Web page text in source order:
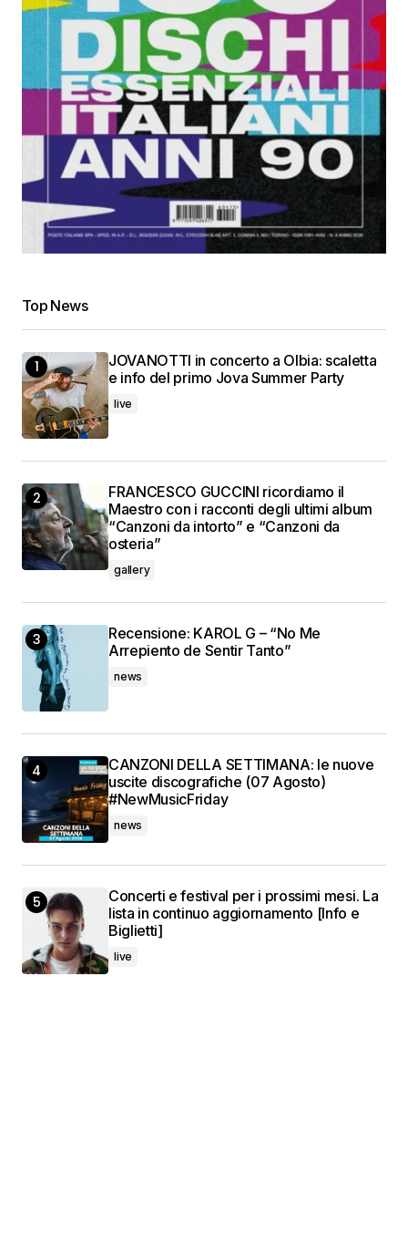
Top News
JOVANOTTI in concerto a Olbia: scaletta
e info del primo Jova Summer Party
live
FRANCESCO GUCCINI ricordiamo il
Maestro con i racconti degli ultimi album
“Canzoni da intorto” e “Canzoni da
osteria”
gallery
Recensione: KAROL G – “No Me
Arrepiento de Sentir Tanto”
news
CANZONI DELLA SETTIMANA: le nuove
uscite discografiche (07 Agosto)
#NewMusicFriday
news
Concerti e festival per i prossimi mesi. La
lista in continuo aggiornamento [Info e
Biglietti]
live